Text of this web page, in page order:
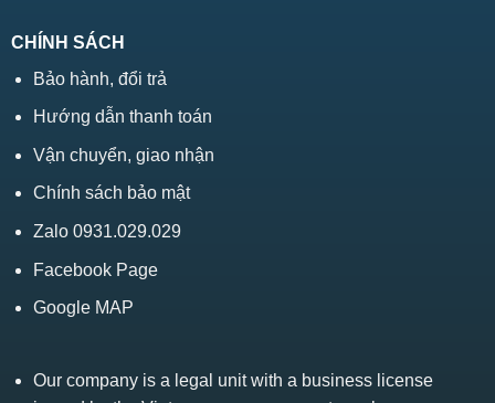
CHÍNH SÁCH
Bảo hành, đổi trả
Hướng dẫn thanh toán
Vận chuyển, giao nhận
Chính sách bảo mật
Zalo 0931.029.029
Facebook Page
Google MAP
Our company is a legal unit with a business license